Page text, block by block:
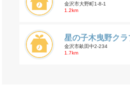
金沢市大野町1-8-1
1.2km
星の子木曳野クラ
金沢市畝田中2-234
1.7km